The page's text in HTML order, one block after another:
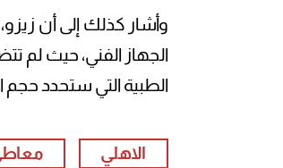
وأشار كذلك إلى أن
الجهاز الفني، حيث لم
الطبية التي ستحدد حجم
الاهلي